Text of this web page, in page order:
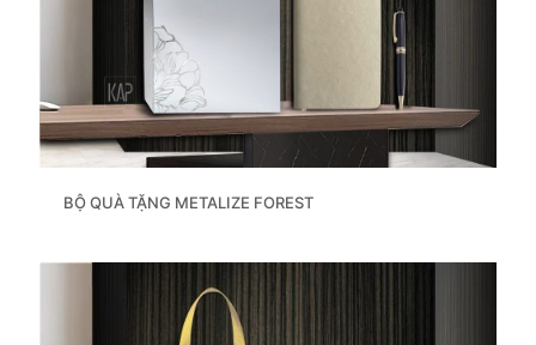
BỘ QUÀ TẶNG METALIZE FOREST